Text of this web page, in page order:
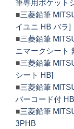
筆専用ポケット
■三菱鉛筆
イユニ HB バラ]
■三菱鉛筆
ニマークシート
■三菱鉛筆
シート HB]
■三菱鉛筆
バーコード付
■三菱鉛筆
3PHB